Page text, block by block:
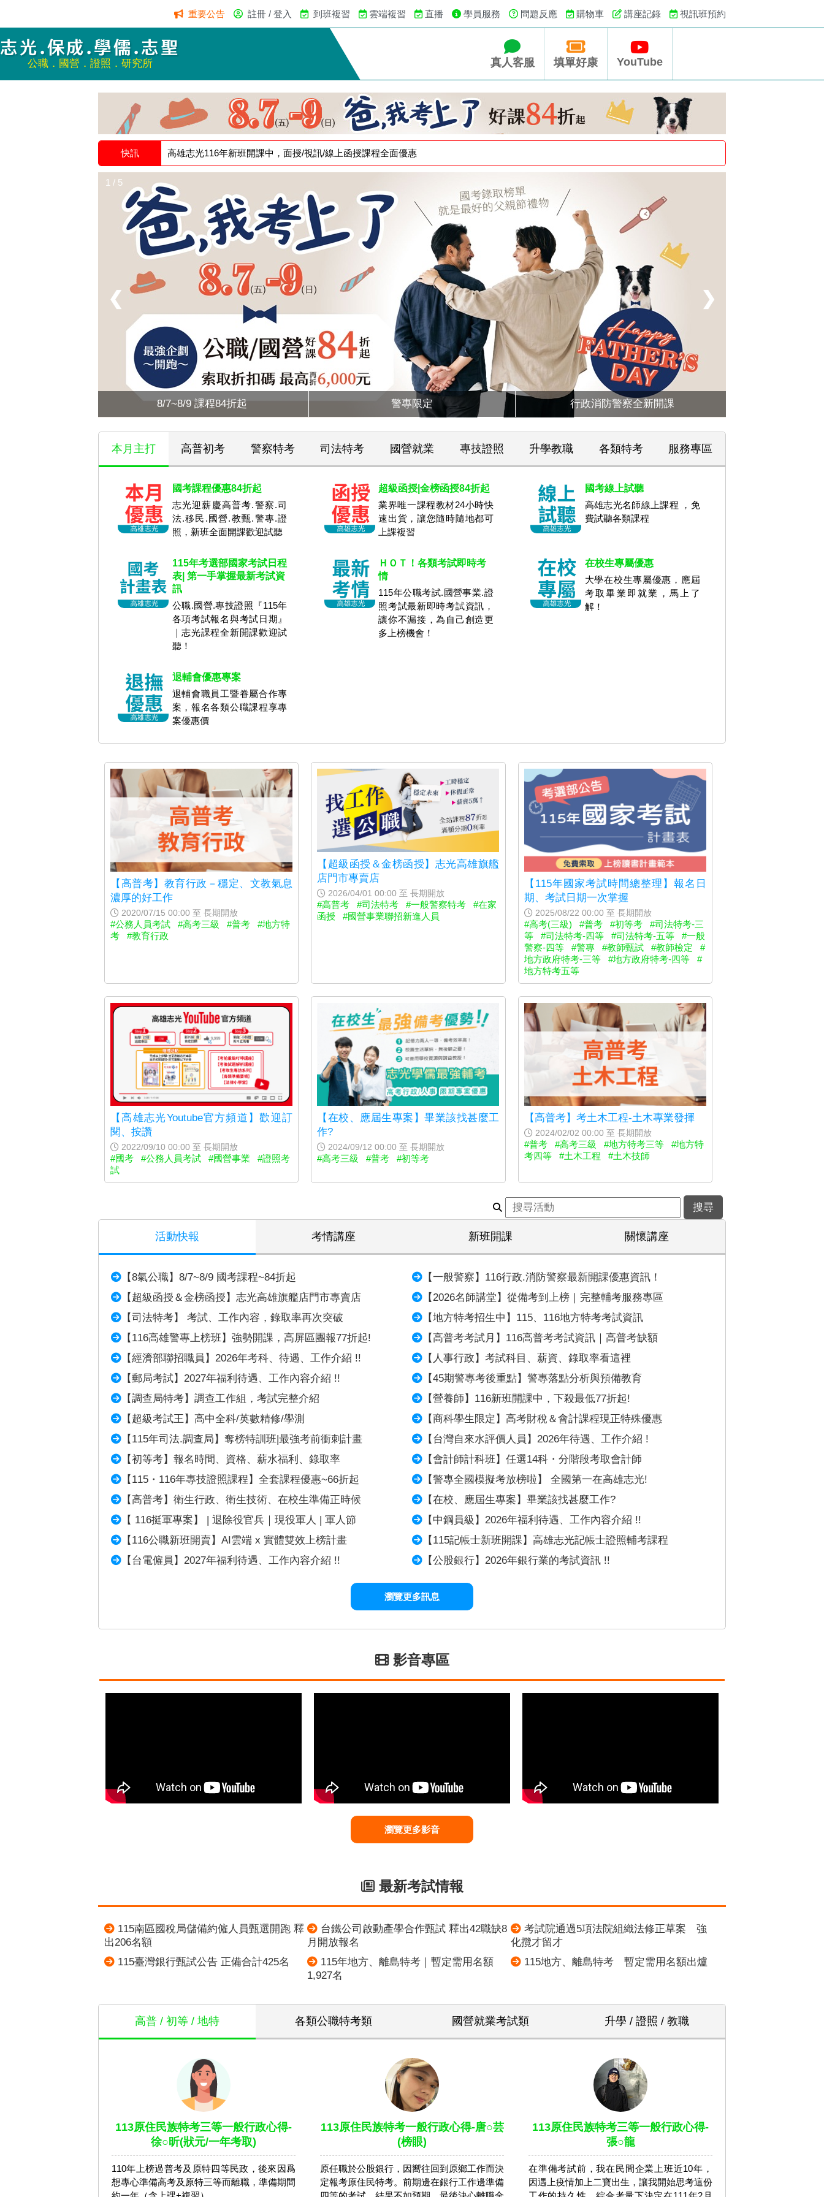
重要公告 註冊 / 登入 到班複習 雲端複習 直播 學員服務 問題反應 購物車 講座記錄 視訊班預約
志光.保成.學儒.志聖
公職．國營．證照．研究所 真人客服 填單好康 YouTube
快訊 高雄志光116年新班開課中，面授/視訊/線上函授課程全面優惠
1 / 5
❮ ❯
8/7~8/9 課程84折起 警專限定 行政消防警察全新開課
本月主打 高普初考 警察特考 司法特考 國營就業 專技證照 升學教職 各類特考 服務專區
國考課程優惠84折起
志光迎薪慶高普考.警察.司
法.移民.國營.教甄.警專.證
照，新班全面開課歡迎試聽
超級函授|金榜函授84折起
業界唯一課程教材24小時快
速出貨，讓您隨時隨地都可
上課複習
國考線上試聽
高雄志光名師線上課程 ，免
費試聽各類課程
115年考選部國家考試日程
表| 第一手掌握最新考試資
訊
公職.國營.專技證照『115年
各項考試報名與考試日期』
｜志光課程全新開課歡迎試
聽！
ＨＯＴ！各類考試即時考
情
115年公職考試.國營事業.證
照考試最新即時考試資訊，
讓你不漏接，為自己創造更
多上榜機會！
在校生專屬優惠
大學在校生專屬優惠，應屆
考取畢業即就業，馬上了
解！
退輔會優惠專案
退輔會職員工暨眷屬合作專
案，報名各類公職課程享專
案優惠價
【高普考】教育行政－穩定、文教氣息
濃厚的好工作
2020/07/15 00:00 至 長期開放
#公務人員考試 #高考三級 #普考
#地方特
考
#教育行政
【超級函授＆金榜函授】志光高雄旗艦
店門市專賣店
2026/04/01 00:00 至 長期開放
#高普考 #司法特考 #一般警察特考
#在家
函授
#國營事業聯招新進人員
【115年國家考試時間總整理】報名日
期、考試日期一次掌握
2025/08/22 00:00 至 長期開放
#高考(三級) #普考 #初等考
#司法特考-三
等
#司法特考-四等 #司法特考-五等
#一般
警察-四等
#警專 #教師甄試 #教師檢定
#
地方政府特考-三等
#地方政府特考-四等
#
地方特考五等
【高雄志光Youtube官方頻道】歡迎訂
閱、按讚
2022/09/10 00:00 至 長期開放
#國考 #公務人員考試 #國營事業
#證照考
試
【在校、應屆生專案】畢業該找甚麼工
作?
2024/09/12 00:00 至 長期開放
#高考三級 #普考 #初等考
【高普考】考土木工程-土木專業發揮
2024/02/02 00:00 至 長期開放
#普考 #高考三級 #地方特考三等
#地方特
考四等
#土木工程 #土木技師
活動快報 考情講座 新班開課 關懷講座
【8氣公職】8/7~8/9 國考課程~84折起
【一般警察】116行政.消防警察最新開課優惠資訊！
【超級函授＆金榜函授】志光高雄旗艦店門市專賣店
【2026名師講堂】從備考到上榜｜完整輔考服務專區
【司法特考】 考試、工作內容，錄取率再次突破
【地方特考招生中】115、116地方特考考試資訊
【116高雄警專上榜班】強勢開課，高屏區團報77折起!
【高普考考試月】116高普考考試資訊｜高普考缺額
【經濟部聯招職員】2026年考科、待遇、工作介紹 !!
【人事行政】考試科目、薪資、錄取率看這裡
【郵局考試】2027年福利待遇、工作內容介紹 !!
【45期警專考後重點】警專落點分析與預備教育
【調查局特考】調查工作組，考試完整介紹
【營養師】116新班開課中，下殺最低77折起!
【超級考試王】高中全科/英數精修/學測
【商科學生限定】高考財稅＆會計課程現正特殊優惠
【115年司法.調查局】奪榜特訓班|最強考前衝刺計畫
【台灣自來水評價人員】2026年待遇、工作介紹 !
【初等考】報名時間、資格、薪水福利、錄取率
【會計師計科班】任選14科・分階段考取會計師
【115・116年專技證照課程】全套課程優惠~66折起
【警專全國模擬考放榜啦】 全國第一在高雄志光!
【高普考】衛生行政、衛生技術、在校生準備正時候
【在校、應屆生專案】畢業該找甚麼工作?
【 116挺軍專案】 | 退除役官兵｜現役軍人 | 軍人節
【中鋼員級】2026年福利待遇、工作內容介紹 !!
【116公職新班開賣】AI雲端 x 實體雙效上榜計畫
【115記帳士新班開課】高雄志光記帳士證照輔考課程
【台電僱員】2027年福利待遇、工作內容介紹 !!
【公股銀行】2026年銀行業的考試資訊 !!
瀏覽更多訊息
影音專區
瀏覽更多影音
最新考試情報
115南區國稅局儲備約僱人員甄選開跑 釋
出206名額
台鐵公司啟動產學合作甄試 釋出42職缺8
月開放報名
考試院通過5項法院組織法修正草案 強
化攬才留才
115臺灣銀行甄試公告 正備合計425名
115年地方、離島特考｜暫定需用名額
1,927名
115地方、離島特考 暫定需用名額出爐
高普 / 初等 / 地特 各類公職特考類 國營就業考試類 升學 / 證照 / 教職
113原住民族特考三等一般行政心得-
徐○昕(狀元/一年考取)
110年上榜過普考及原特四等民政，後來因爲
想專心準備高考及原特三等而離職，準備期間
113原住民族特考一般行政心得-唐○芸
(榜眼)
原任職於公股銀行，因嚮往回到原鄉工作而決
定報考原住民特考。前期邊在銀行工作邊準備
113原住民族特考三等一般行政心得-
張○龍
在準備考試前，我在民間企業上班近10年，
因遇上疫情加上二寶出生，讓我開始思考這份